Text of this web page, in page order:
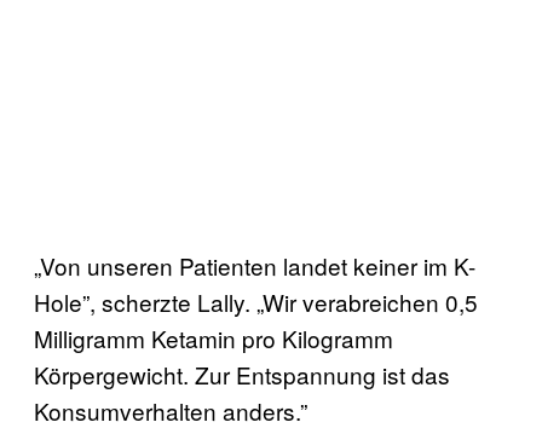
„Von unseren Patienten landet keiner im K-
Hole”, scherzte Lally. „Wir verabreichen 0,5
Milligramm Ketamin pro Kilogramm
Körpergewicht. Zur Entspannung ist das
Konsumverhalten anders.”